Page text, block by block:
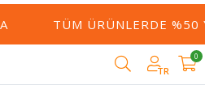
TÜM ÜRÜNLERDE %50
TR
0